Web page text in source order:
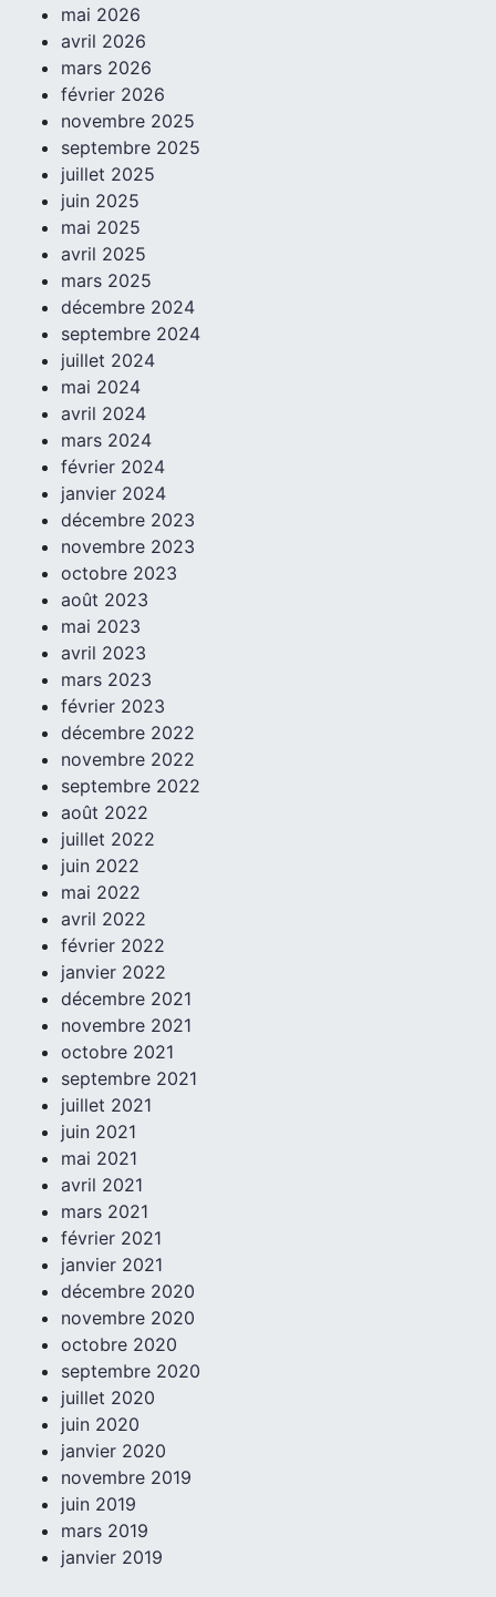
mai 2026
avril 2026
mars 2026
février 2026
novembre 2025
septembre 2025
juillet 2025
juin 2025
mai 2025
avril 2025
mars 2025
décembre 2024
septembre 2024
juillet 2024
mai 2024
avril 2024
mars 2024
février 2024
janvier 2024
décembre 2023
novembre 2023
octobre 2023
août 2023
mai 2023
avril 2023
mars 2023
février 2023
décembre 2022
novembre 2022
septembre 2022
août 2022
juillet 2022
juin 2022
mai 2022
avril 2022
février 2022
janvier 2022
décembre 2021
novembre 2021
octobre 2021
septembre 2021
juillet 2021
juin 2021
mai 2021
avril 2021
mars 2021
février 2021
janvier 2021
décembre 2020
novembre 2020
octobre 2020
septembre 2020
juillet 2020
juin 2020
janvier 2020
novembre 2019
juin 2019
mars 2019
janvier 2019